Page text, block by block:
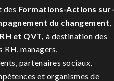
des Formations-Actions sur-
du changement
et QVT, à destination des
managers,
partenaires sociaux,
et organismes de